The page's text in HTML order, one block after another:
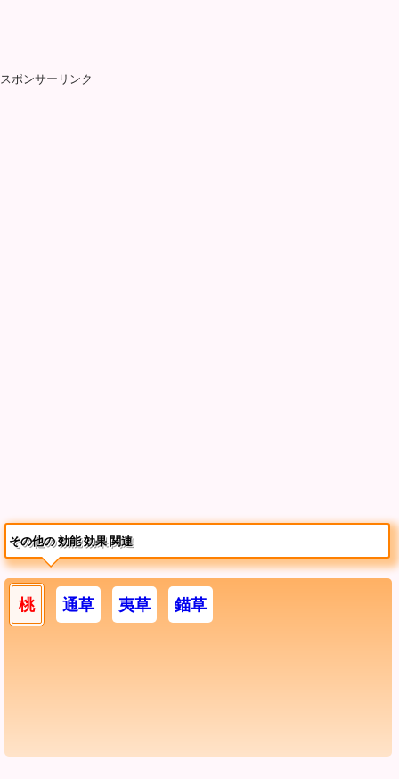
スポンサーリンク
その他の 効能 効果 関連
桃 通草 夷草 錨草